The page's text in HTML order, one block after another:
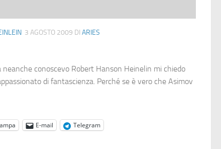
3 AGOSTO 2009 DI ARIES
conoscevo Robert Hanson Heinelin mi chiedo
di fantascienza. Perché se è vero che Asimov
E-mail Telegram